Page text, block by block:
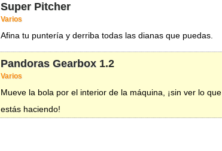
Super Pitcher
Varios
Afina tu puntería y derriba todas las dianas que puedas.
Pandoras Gearbox 1.2
Varios
Mueve la bola por el interior de la máquina, ¡sin ver lo que
estás haciendo!